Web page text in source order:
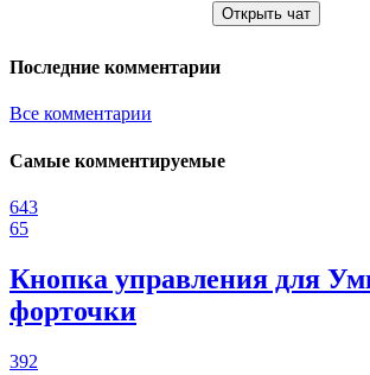
Открыть чат
Последние комментарии
Все комментарии
Самые комментируемые
643
65
Кнопка управления для
форточки
392